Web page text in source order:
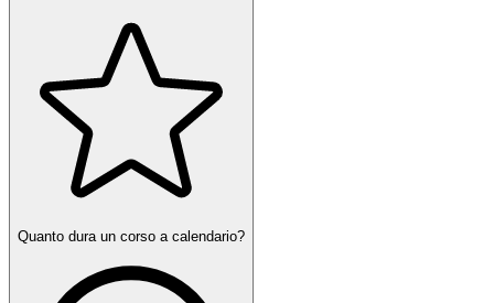
Quanto dura un corso a calendario?